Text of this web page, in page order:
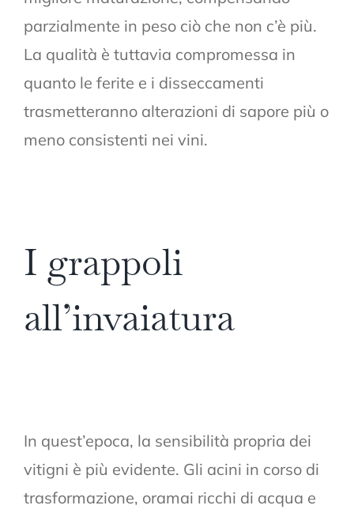
parzialmente in peso ciò che non c’è più.
La qualità è tuttavia compromessa in
quanto le ferite e i disseccamenti
trasmetteranno alterazioni di sapore più o
meno consistenti nei vini.
I grappoli
all’invaiatura
In quest’epoca, la sensibilità propria dei
vitigni è più evidente. Gli acini in corso di
trasformazione, oramai ricchi di acqua e